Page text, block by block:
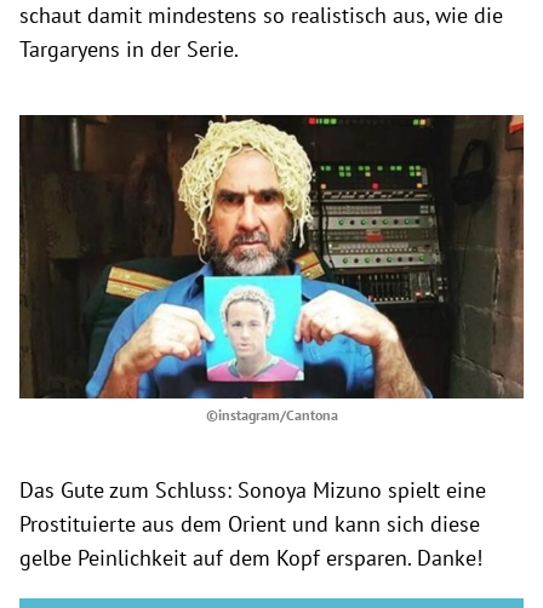
schaut damit mindestens so realistisch aus, wie die
Targaryens in der Serie.
©instagram/Cantona
Das Gute zum Schluss: Sonoya Mizuno spielt eine
Prostituierte aus dem Orient und kann sich diese
gelbe Peinlichkeit auf dem Kopf ersparen. Danke!